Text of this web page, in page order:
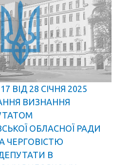
ВІД 28 СІЧНЯ 2025
ВИЗНАННЯ
ОБЛАСНОЇ РАДИ
ЧЕРГОВІСТЮ
В